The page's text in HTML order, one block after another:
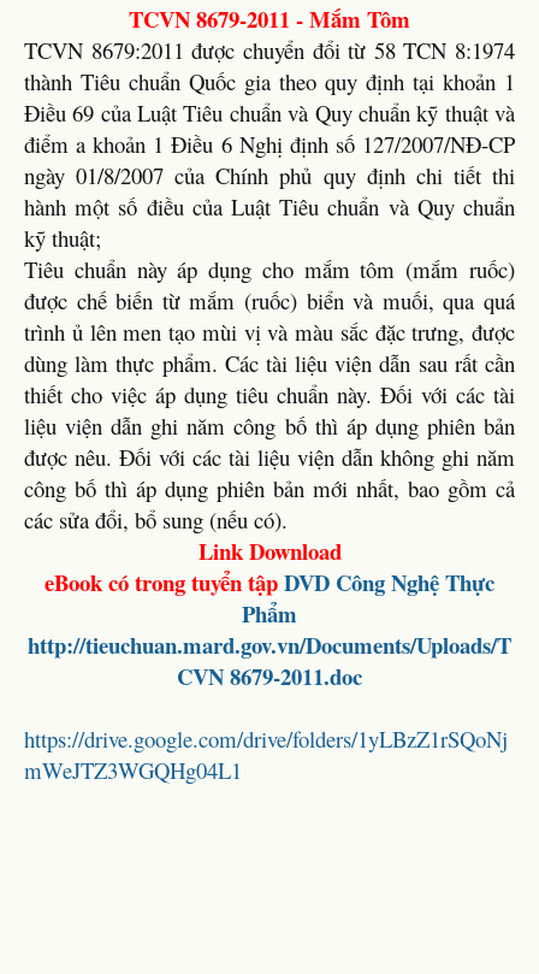
TCVN 8679-2011 - Mắm Tôm
TCVN 8679:2011 được chuyển đổi từ 58 TCN 8:1974
thành Tiêu chuẩn Quốc gia theo quy định tại khoản 1
Điều 69 của Luật Tiêu chuẩn và Quy chuẩn kỹ thuật và
điểm a khoản 1 Điều 6 Nghị định số 127/2007/NĐ-CP
ngày 01/8/2007 của Chính phủ quy định chi tiết thi
hành một số điều của Luật Tiêu chuẩn và Quy chuẩn
kỹ thuật;
Tiêu chuẩn này áp dụng cho mắm tôm (mắm ruốc)
được chế biến từ mắm (ruốc) biển và muối, qua quá
trình ủ lên men tạo mùi vị và màu sắc đặc trưng, được
dùng làm thực phẩm. Các tài liệu viện dẫn sau rất cần
thiết cho việc áp dụng tiêu chuẩn này. Đối với các tài
liệu viện dẫn ghi năm công bố thì áp dụng phiên bản
được nêu. Đối với các tài liệu viện dẫn không ghi năm
công bố thì áp dụng phiên bản mới nhất, bao gồm cả
các sửa đổi, bổ sung (nếu có).
Link Download
eBook có trong tuyển tậpDVD Công Nghệ Thực
Phẩm
http://tieuchuan.mard.gov.vn/Documents/Uploads/T
CVN 8679-2011.doc
https://drive.google.com/drive/folders/1yLBzZ1rSQoNj
mWeJTZ3WGQHg04L1